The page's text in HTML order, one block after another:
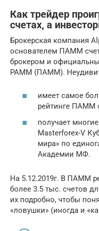
Как трейдер
счетах, а
Брокерская компания
основателем ПАММ
брокером и
PAMM (ПАММ).
имеет самое
рейтинге ПАММ
получает
Masterforex-V
мира» по
Академии МФ.
На 5.12.2019г. В ПАММ
более 3.5 тыс. счетов
их подробно, чтобы
«ловушки» (иногда и